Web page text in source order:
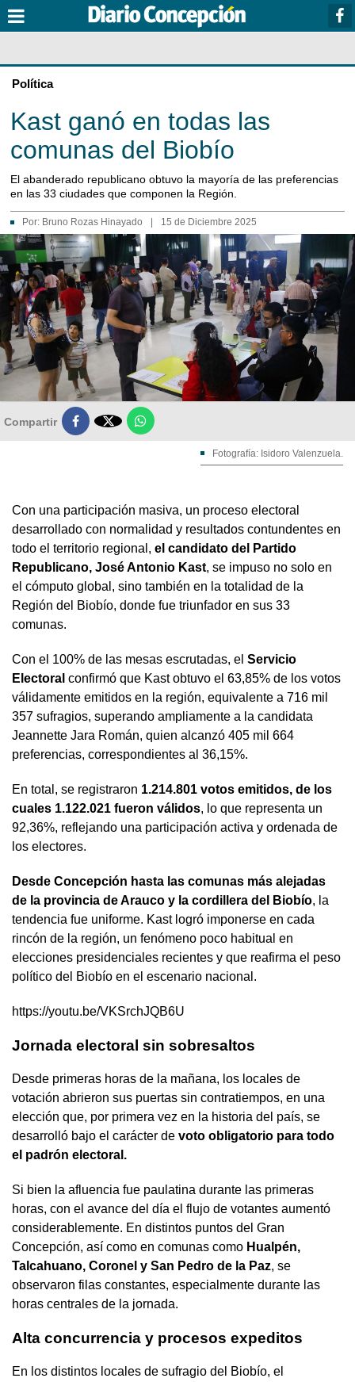
Política
Kast ganó en todas las
comunas del Biobío
El abanderado republicano obtuvo la mayoría de las preferencias
en las 33 ciudades que componen la Región.
Por: Bruno Rozas Hinayado 15 de Diciembre 2025
Compartir 
Fotografía: Isidoro Valenzuela.
Con una participación masiva, un proceso electoral
desarrollado con normalidad y resultados contundentes en
todo el territorio regional, el candidato del Partido
Republicano, José Antonio Kast, se impuso no solo en
el cómputo global, sino también en la totalidad de la
Región del Biobío, donde fue triunfador en sus 33
comunas.
Con el 100% de las mesas escrutadas, el Servicio
Electoral confirmó que Kast obtuvo el 63,85% de los votos
válidamente emitidos en la región, equivalente a 716 mil
357 sufragios, superando ampliamente a la candidata
Jeannette Jara Román, quien alcanzó 405 mil 664
preferencias, correspondientes al 36,15%.
En total, se registraron 1.214.801 votos emitidos, de los
cuales 1.122.021 fueron válidos, lo que representa un
92,36%, reflejando una participación activa y ordenada de
los electores.
Desde Concepción hasta las comunas más alejadas
de la provincia de Arauco y la cordillera del Biobío, la
tendencia fue uniforme. Kast logró imponerse en cada
rincón de la región, un fenómeno poco habitual en
elecciones presidenciales recientes y que reafirma el peso
político del Biobío en el escenario nacional.
https://youtu.be/VKSrchJQB6U
Jornada electoral sin sobresaltos
Desde primeras horas de la mañana, los locales de
votación abrieron sus puertas sin contratiempos, en una
elección que, por primera vez en la historia del país, se
desarrolló bajo el carácter de voto obligatorio para todo
el padrón electoral.
Si bien la afluencia fue paulatina durante las primeras
horas, con el avance del día el flujo de votantes aumentó
considerablemente. En distintos puntos del Gran
Concepción, así como en comunas como Hualpén,
Talcahuano, Coronel y San Pedro de la Paz, se
observaron filas constantes, especialmente durante las
horas centrales de la jornada.
Alta concurrencia y procesos expeditos
En los distintos locales de sufragio del Biobío, el